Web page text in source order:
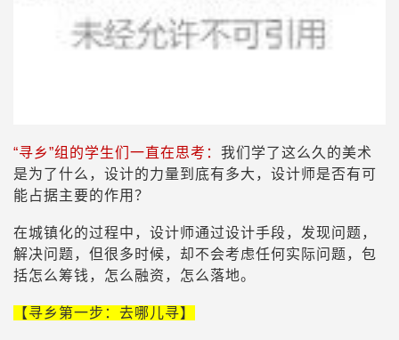
“寻乡”组的学生们一直在思考： 我们学了这么久的美术
是为了什么，设计的力量到底有多大，设计师是否有可
能占据主要的作用？
在城镇化的过程中，设计师通过设计手段，发现问题，
解决问题，但很多时候，却不会考虑任何实际问题，包
括怎么筹钱，怎么融资，怎么落地。
【寻乡第一步：去哪儿寻】